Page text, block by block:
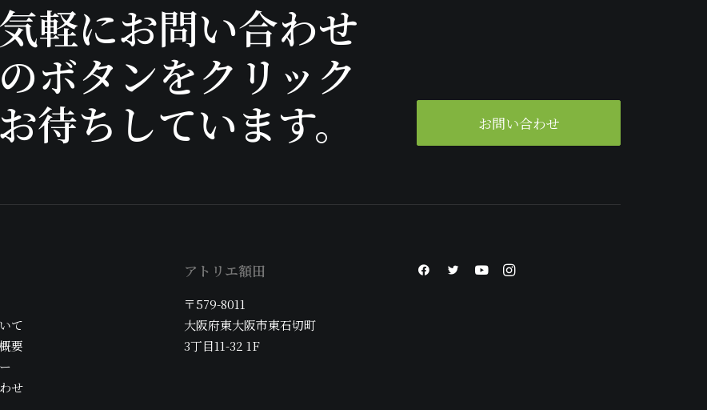
軽にお問い合わせ
ボタンをクリック
待ちしています。
お問い合わせ
て
要
せ
アトリエ額田
〒579-8011
大阪府東大阪市東石切町
3丁目11-32 1F